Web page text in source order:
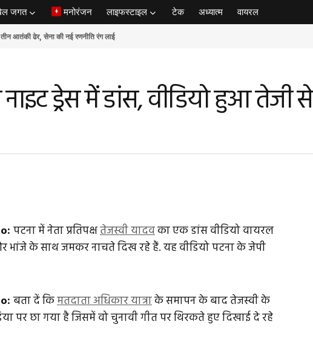
जगत मनोरंजन लाइफस्टाइल टेक अध्यात्म वायरल
ढेर, सेना की नई रणनीति रंग लाई
ड्रेस में डांस, वीडियो हुआ तेजी से
पटना में नेता प्रतिपक्षतेजस्वी यादवका एक डांस वीडियो वायरल
भांजे के साथ जमकर नाचते दिख रहे हैं. यह वीडियो पटना के जेपी
बता दें किमतदाता अधिकार यात्राके समापन के बाद तेजस्वी के
पर छा गया है जिसमें वो चुनावी गीत पर थिरकते हुए दिखाई दे रहे